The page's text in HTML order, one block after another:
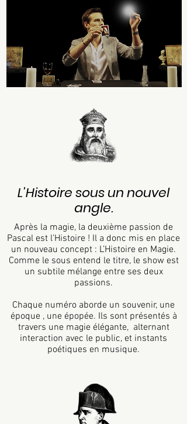
L'Histoire sous un nouvel
angle.
Après la magie, la deuxième passion de
Pascal est l’Histoire ! Il a donc mis en place
un nouveau concept : L’Histoire en Magie.
Comme le sous entend le titre, le show est
un subtile mélange entre ses deux
passions.
Chaque numéro aborde un souvenir, une
époque , une épopée. Ils sont présentés à
travers une magie élégante, alternant
interaction avec le public, et instants
poétiques en musique.